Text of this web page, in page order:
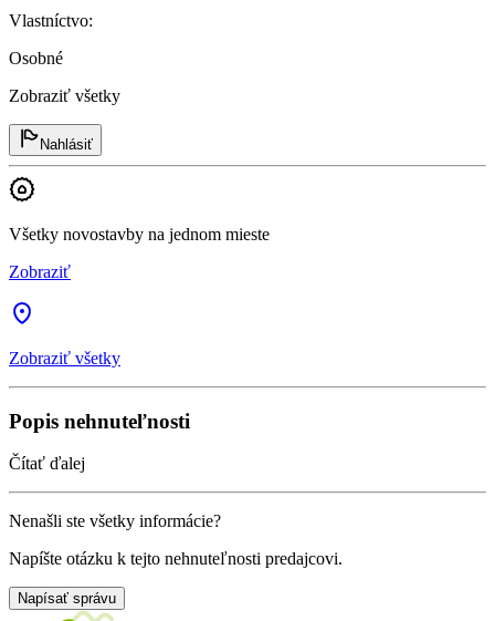
Vlastníctvo:
Osobné
Zobraziť všetky
Nahlásiť
Všetky novostavby na jednom mieste
Zobraziť
Zobraziť všetky
Popis nehnuteľnosti
Čítať ďalej
Nenašli ste všetky informácie?
Napíšte otázku k tejto nehnuteľnosti predajcovi.
Napísať správu